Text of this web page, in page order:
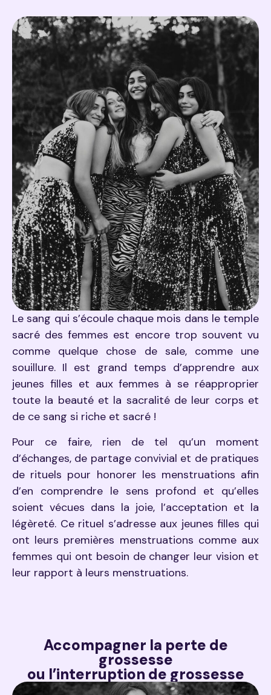
Le sang qui s’écoule chaque mois dans le temple
sacré des femmes est encore trop souvent vu
comme quelque chose de sale, comme une
souillure. Il est grand temps d’apprendre aux
jeunes filles et aux femmes à se réapproprier
toute la beauté et la sacralité de leur corps et
de ce sang si riche et sacré !
Pour ce faire, rien de tel qu’un moment
d’échanges, de partage convivial et de pratiques
de rituels pour honorer les menstruations afin
d’en comprendre le sens profond et qu’elles
soient vécues dans la joie, l’acceptation et la
légèreté. Ce rituel s’adresse aux jeunes filles qui
ont leurs premières menstruations comme aux
femmes qui ont besoin de changer leur vision et
leur rapport à leurs menstruations.
Accompagner la perte de
grossesse
ou l’interruption de grossesse